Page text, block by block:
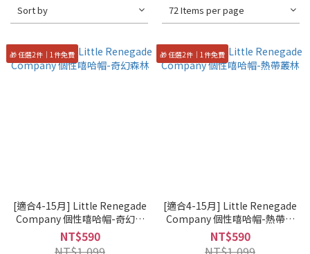
Sort by 72 Items per page
🎁 任選2件｜1件免費
[適合4-15月] Little Renegade
Company 個性嘻哈帽-奇幻森
林
NT$590
🎁 任選2件｜1件免費
[適合4-15月] Little Renegade
Company 個性嘻哈帽-熱帶叢
林
NT$590